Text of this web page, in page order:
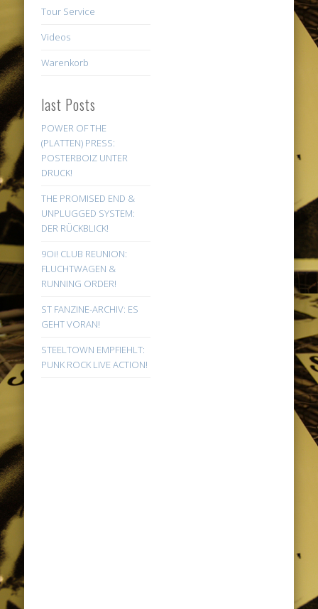
Tour Service
Videos
Warenkorb
last Posts
POWER OF THE
(PLATTEN) PRESS:
POSTERBOIZ UNTER
DRUCK!
THE PROMISED END &
UNPLUGGED SYSTEM:
DER RÜCKBLICK!
9Oi! CLUB REUNION:
FLUCHTWAGEN &
RUNNING ORDER!
ST FANZINE-ARCHIV: ES
GEHT VORAN!
STEELTOWN EMPFIEHLT:
PUNK ROCK LIVE ACTION!